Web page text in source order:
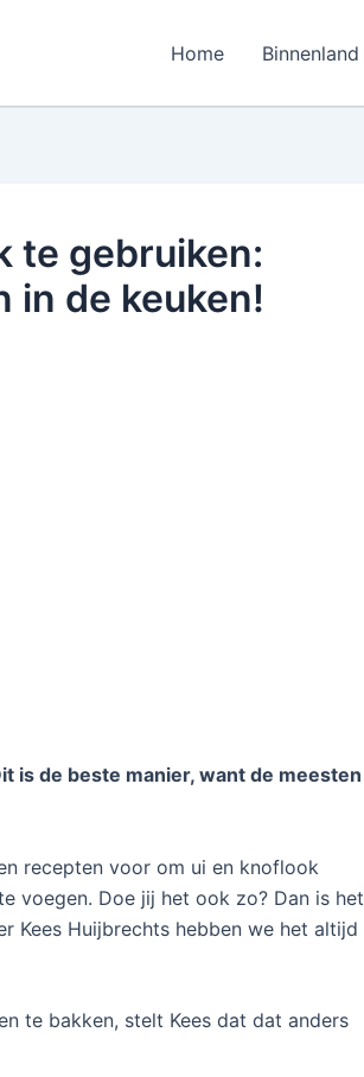
Home Binnenland
te gebruiken:
in de keuken!
is de beste manier, want de meesten
recepten voor om ui en knoflook
voegen. Doe jij het ook zo? Dan is het
Kees Huijbrechts hebben we het altijd
te bakken, stelt Kees dat dat anders